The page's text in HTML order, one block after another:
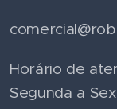
Horário de
Segunda a